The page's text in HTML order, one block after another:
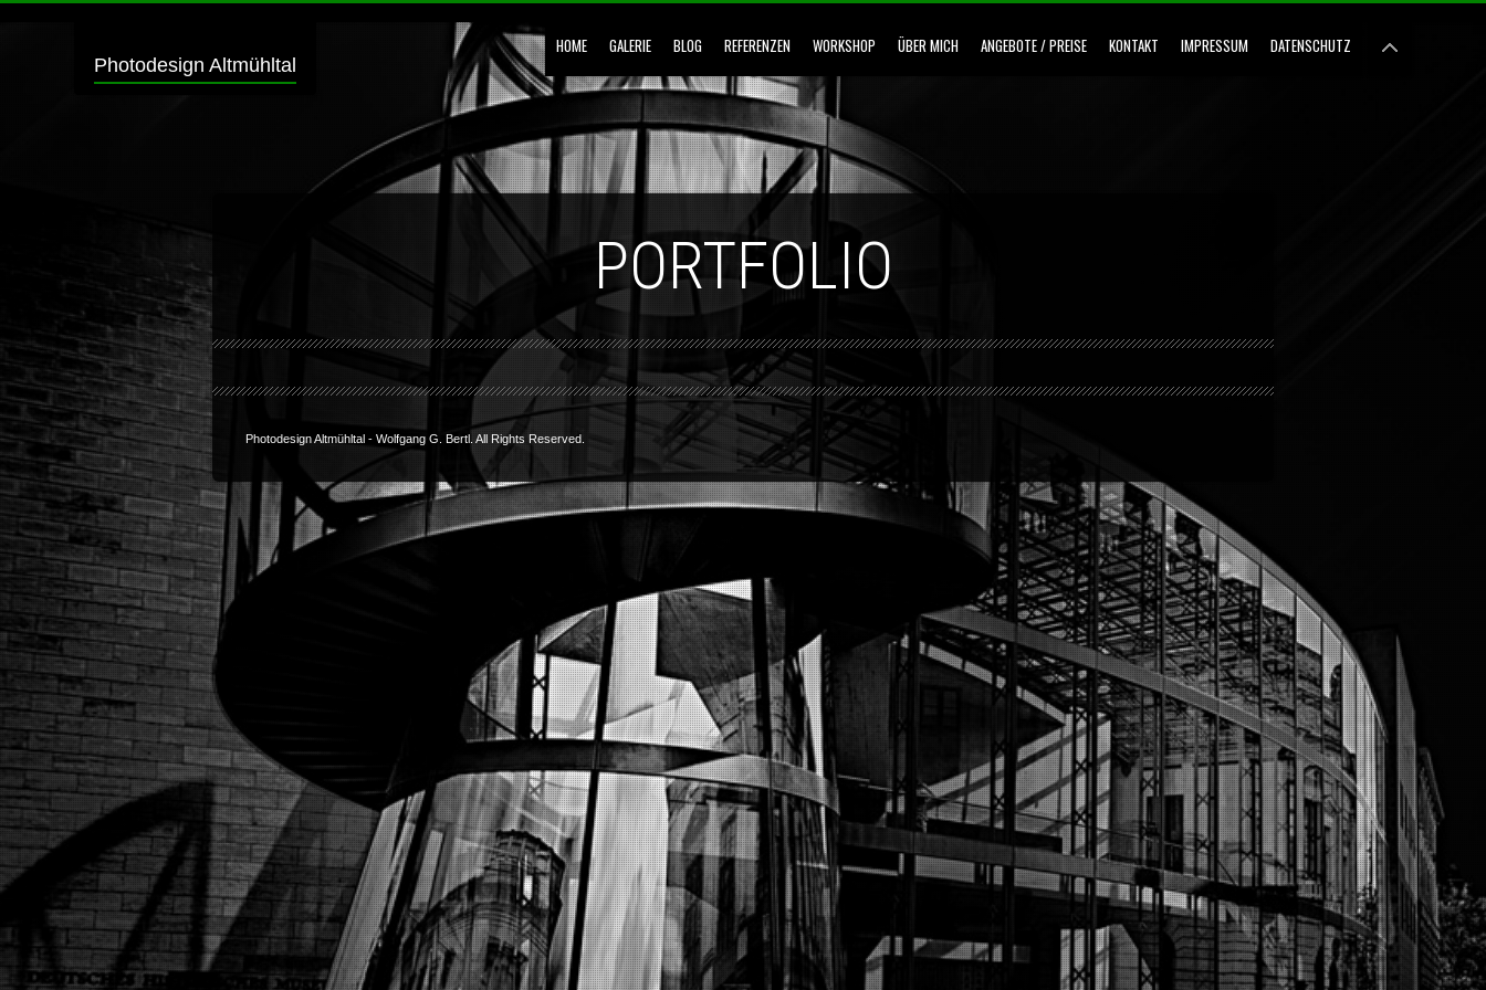
Photodesign Altmühltal
HOME GALERIE BLOG REFERENZEN WORKSHOP ÜBER MICH ANGEBOTE / PREISE KONTAKT IMPRESSUM DATENSCHUTZ
PORTFOLIO
Photodesign Altmühltal - Wolfgang G. Bertl . All Rights Reserved.